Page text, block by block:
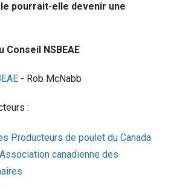
pourrait-elle devenir une
Conseil NSBEAE
- Rob McNabb
:
Producteurs de poulet du Canada
Association canadienne des